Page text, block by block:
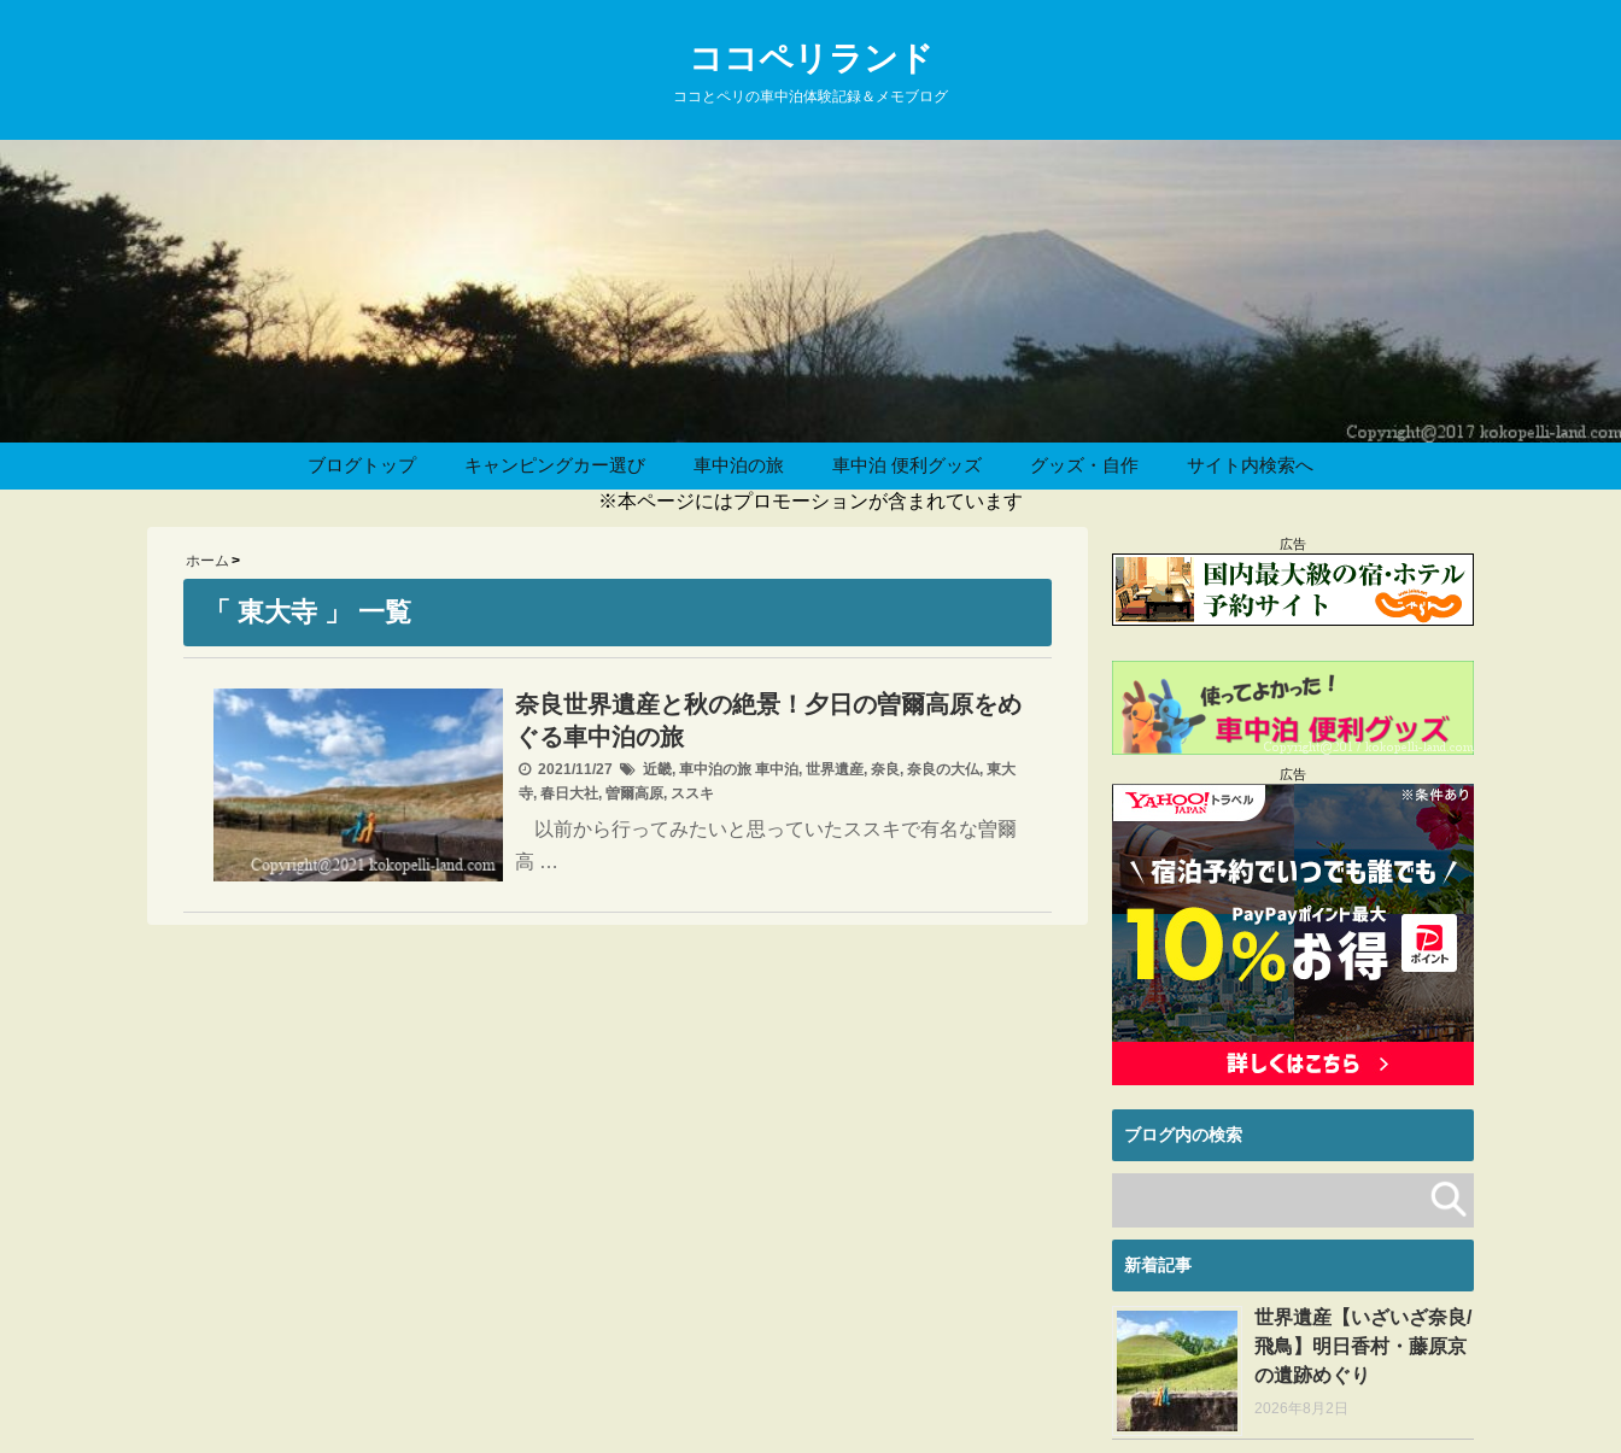
ココペリランド
ココとペリの車中泊体験記録＆メモブログ
ブログトップ キャンピングカー選び 車中泊の旅 車中泊 便利グッズ グッズ・自作
サイト内検索へ
※本ページにはプロモーションが含まれています
ホーム
「 東大寺 」 一覧
奈良世界遺産と秋の絶景！夕日の曽爾高原をめ
ぐる車中泊の旅
2021/11/27 近畿, 車中泊の旅 車中泊, 世界遺産, 奈良, 奈良の大仏, 東大
寺, 春日大社, 曽爾高原, ススキ
以前から行ってみたいと思っていたススキで有名な曽爾
高 …
広告
広告
ブログ内の検索
新着記事
世界遺産【いざいざ奈良/
飛鳥】明日香村・藤原京
の遺跡めぐり
2026年8月2日